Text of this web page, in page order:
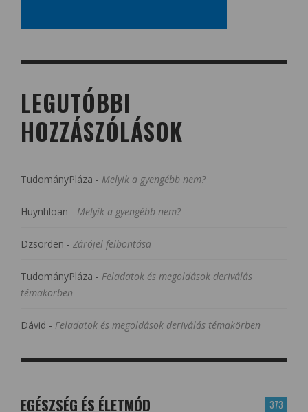
LEGUTÓBBI
HOZZÁSZÓLÁSOK
TudományPláza - Melyik a gyengébb nem?
Huynhloan - Melyik a gyengébb nem?
Dzsorden - Zárójel felbontása
TudományPláza - Feladatok és megoldások deriválás
témakörben
Dávid - Feladatok és megoldások deriválás témakörben
373
EGÉSZSÉG ÉS ÉLETMÓD